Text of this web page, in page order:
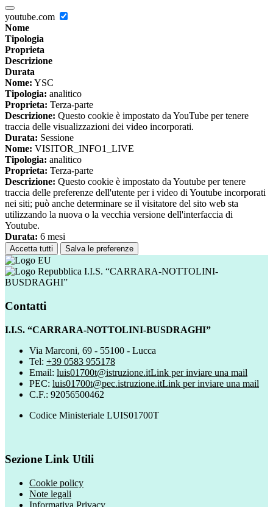
youtube.com
Nome
Tipologia
Proprieta
Descrizione
Durata
Nome: YSC
Tipologia: analitico
Proprieta: Terza-parte
Descrizione: Questo cookie è impostato da YouTube per tenere
traccia delle visualizzazioni dei video incorporati.
Durata: Sessione
Nome: VISITOR_INFO1_LIVE
Tipologia: analitico
Proprieta: Terza-parte
Descrizione: Questo cookie è impostato da Youtube per tenere
traccia delle preferenze dell'utente per i video di Youtube incorporati
nei siti; può anche determinare se il visitatore del sito web sta
utilizzando la nuova o la vecchia versione dell'interfaccia di
Youtube.
Durata: 6 mesi
Accetta tutti Salva le preferenze
I.I.S. “CARRARA-NOTTOLINI-
BUSDRAGHI”
Contatti
I.I.S. “CARRARA-NOTTOLINI-BUSDRAGHI”
Via Marconi, 69 - 55100 - Lucca
Tel: +39 0583 955178
Email: luis01700t@istruzione.itLink per inviare una mail
PEC: luis01700t@pec.istruzione.itLink per inviare una mail
C.F.: 92056500462
Codice Ministeriale LUIS01700T
Sezione Link Utili
Cookie policy
Note legali
Informativa Privacy